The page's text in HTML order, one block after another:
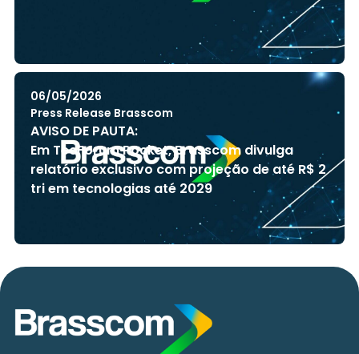
06/05/2026
Press Release Brasscom
AVISO DE PAUTA:
Em TecForum Pocket, Brasscom divulga
relatório exclusivo com projeção de até R$ 2
tri em tecnologias até 2029